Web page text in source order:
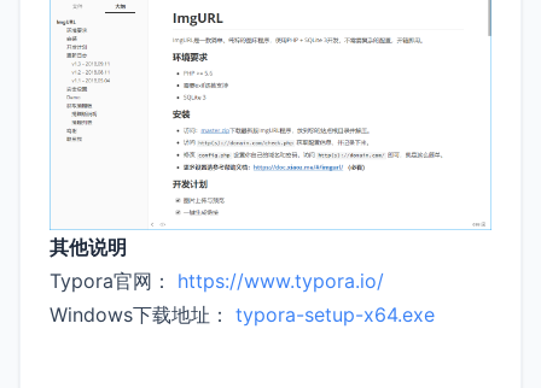
其他说明
Typora官网： https://www.typora.io/
Windows下载地址： typora-setup-x64.exe